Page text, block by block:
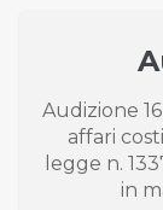
Audizione
affari
legge n.
in